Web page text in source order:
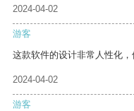
2024-04-02
游客
这款软件的设计非常人性化，
2024-04-02
游客